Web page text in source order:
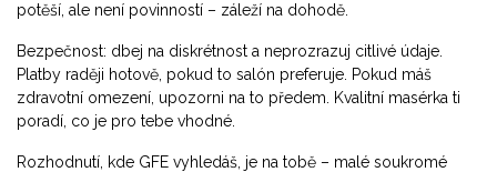
potěší, ale není povinností – záleží na dohodě.
Bezpečnost: dbej na diskrétnost a neprozrazuj citlivé údaje.
Platby raději hotově, pokud to salón preferuje. Pokud máš
zdravotní omezení, upozorni na to předem. Kvalitní masérka ti
poradí, co je pro tebe vhodné.
Rozhodnutí, kde GFE vyhledáš, je na tobě – malé soukromé